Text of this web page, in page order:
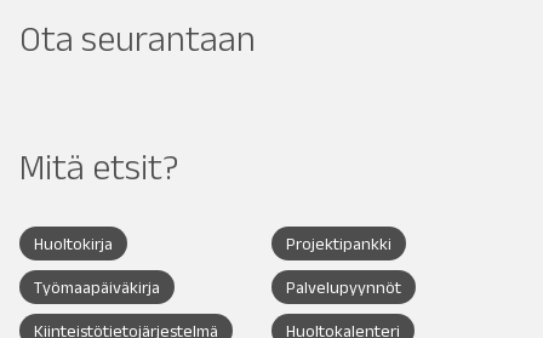
Ota seurantaan
Mitä etsit?
Huoltokirja Projektipankki
Työmaapäiväkirja Palvelupyynnöt
Kiinteistötietojärjestelmä Huoltokalenteri